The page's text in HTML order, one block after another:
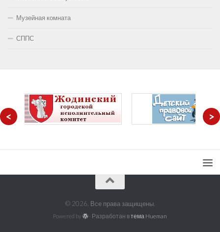
Музейная комната
СППС
< >
© 2026. Все права защищены.
Powered by - Разработан втема Hueman